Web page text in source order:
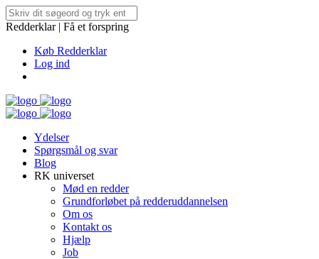
Redderklar | Få et forspring
Køb Redderklar
Log ind
Ydelser
Spørgsmål og svar
Blog
RK universet
Mød en redder
Grundforløbet på redderuddannelsen
Om os
Kontakt os
Hjælp
Job